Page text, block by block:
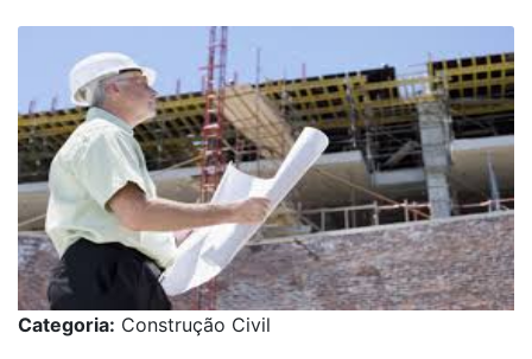
Categoria: Construção Civil